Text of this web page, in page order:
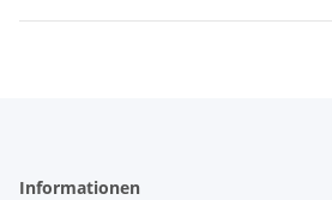
Informationen